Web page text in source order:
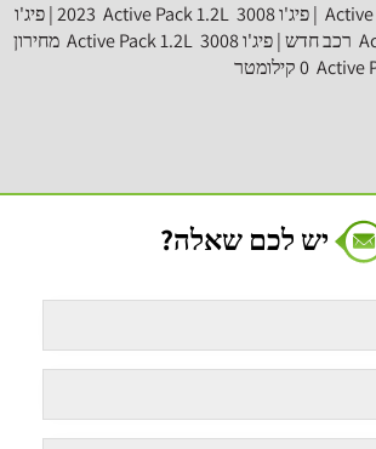
‫3008‬ ‫ Active Pack 1.2L ‬ רכב חדש | ‫פיג'ו‬ ‫3008‬ ‫ Active Pack 1.2L ‬ מחירון
יש לכם שאלה?